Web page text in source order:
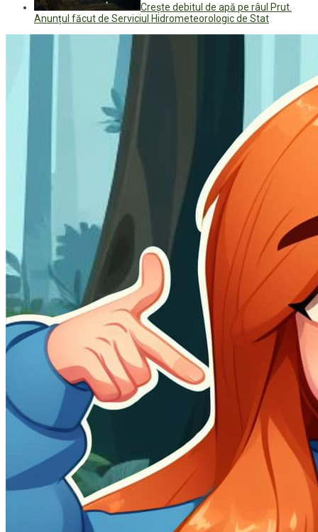
Crește debitul de apă pe râul Prut.
Anunțul făcut de Serviciul Hidrometeorologic de Stat